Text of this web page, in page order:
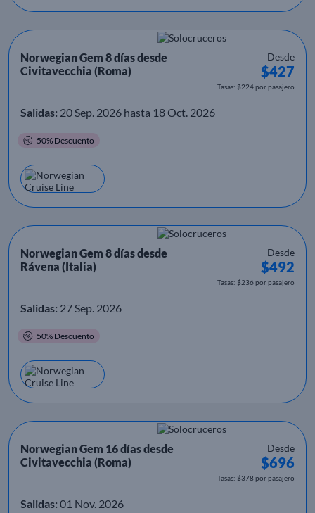
Norwegian Gem 8 días desde
Civitavecchia (Roma)
Desde
$427
Tasas: $224 por pasajero
Salidas: 20 Sep. 2026 hasta 18 Oct. 2026
50% Descuento
Norwegian Gem 8 días desde
Rávena (Italia)
Desde
$492
Tasas: $236 por pasajero
Salidas: 27 Sep. 2026
50% Descuento
Norwegian Gem 16 días desde
Civitavecchia (Roma)
Desde
$696
Tasas: $378 por pasajero
Salidas: 01 Nov. 2026